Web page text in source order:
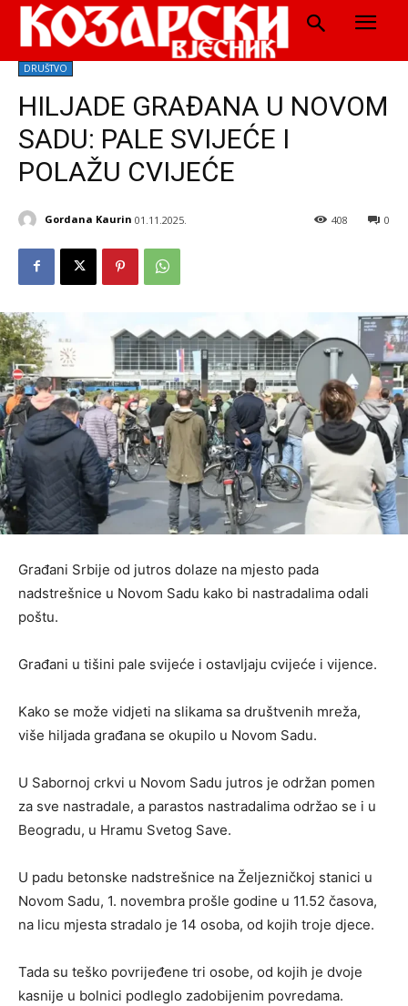
DRUŠTVO
HILJADE GRAĐANA U NOVOM
SADU: PALE SVIJEĆE I
POLAŽU CVIJEĆE
Gordana Kaurin 01.11.2025. 0
408
Građani Srbije od jutros dolaze na mjesto pada
nadstrešnice u Novom Sadu kako bi nastradalima odali
poštu.
Građani u tišini pale svijeće i ostavljaju cvijeće i vijence.
Kako se može vidjeti na slikama sa društvenih mreža,
više hiljada građana se okupilo u Novom Sadu.
U Sabornoj crkvi u Novom Sadu jutros je održan pomen
za sve nastradale, a parastos nastradalima održao se i u
Beogradu, u Hramu Svetog Save.
U padu betonske nadstrešnice na Željezničkoj stanici u
Novom Sadu, 1. novembra prošle godine u 11.52 časova,
na licu mjesta stradalo je 14 osoba, od kojih troje djece.
Tada su teško povrijeđene tri osobe, od kojih je dvoje
kasnije u bolnici podleglo zadobijenim povredama.